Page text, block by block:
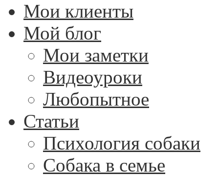
Мои клиенты
Мой блог
Мои заметки
Видеоуроки
Любопытное
Статьи
Психология собаки
Собака в семье